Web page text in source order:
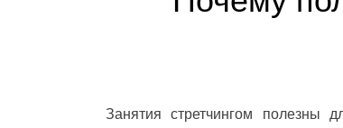
Занятия стретчингом полезны